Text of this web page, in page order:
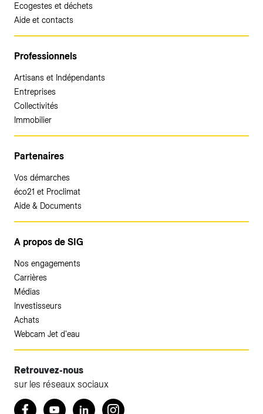
Ecogestes et déchets
Aide et contacts
Professionnels
Artisans et Indépendants
Entreprises
Collectivités
Immobilier
Partenaires
Vos démarches
éco21 et Proclimat
Aide & Documents
A propos de SIG
Nos engagements
Carrières
Médias
Investisseurs
Achats
Webcam Jet d'eau
Retrouvez-nous
sur les réseaux sociaux
Retrouvez nous sur Facebook
YoutubeLinkedInInstagram
Accéder à votre espace client SIG.